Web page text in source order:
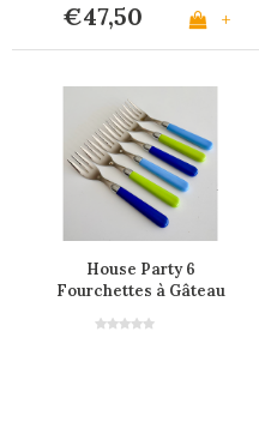
€47,50 +
House Party 6
Fourchettes à Gâteau